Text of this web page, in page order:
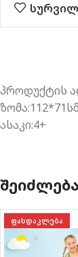
პროდუქტის
ზომა:112*71სმ
ასაკი:4+